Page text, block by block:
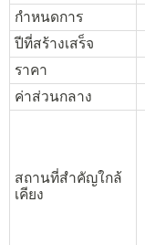
กำหนดการ
ปีที่สร้างเสร็จ
ราคา
ค่าส่วนกลาง
สถานที่สำคัญใกล้
เคียง